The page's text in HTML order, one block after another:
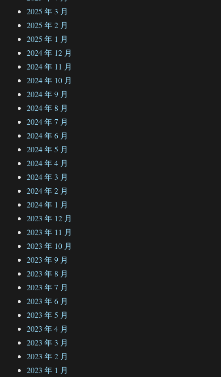
2025 年 3 月
2025 年 2 月
2025 年 1 月
2024 年 12 月
2024 年 11 月
2024 年 10 月
2024 年 9 月
2024 年 8 月
2024 年 7 月
2024 年 6 月
2024 年 5 月
2024 年 4 月
2024 年 3 月
2024 年 2 月
2024 年 1 月
2023 年 12 月
2023 年 11 月
2023 年 10 月
2023 年 9 月
2023 年 8 月
2023 年 7 月
2023 年 6 月
2023 年 5 月
2023 年 4 月
2023 年 3 月
2023 年 2 月
2023 年 1 月